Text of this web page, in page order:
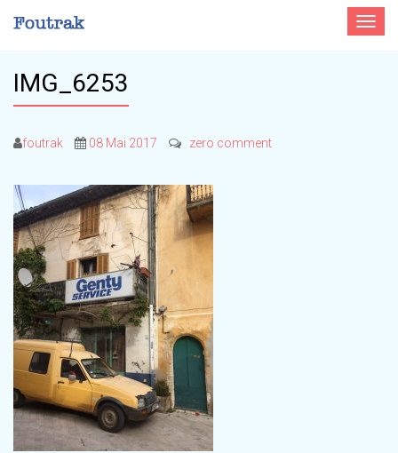
Toggle
IMG_6253
foutrak 08 Mai 2017 zero comment